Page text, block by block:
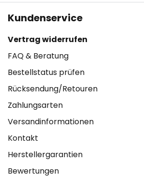
Kundenservice
Vertrag widerrufen
FAQ & Beratung
Bestellstatus prüfen
Rücksendung/Retouren
Zahlungsarten
Versandinformationen
Kontakt
Herstellergarantien
Bewertungen